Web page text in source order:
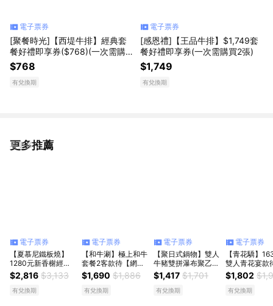
電子票券
[聚餐時光]【西堤牛排】經典套
餐好禮即享券($768)(一次需購
買2張)
$768
有兌換期
電子票券
[感恩禮]【王品牛排】$1,749套
餐好禮即享券(一次需購買2張)
$1,749
有兌換期
更多推薦
看更多
電子票券
【夏慕尼鐵板燒】
1280元新香榭經典
套餐2客款待【經典
海鮮1份】好禮即享
券(一次抵用型)
$2,816 $3,133
有兌換期
電子票券
【和牛涮】極上和牛
套餐2客款待【網紅
鯛魚燒2份】好禮即
享券(一次抵用)
$1,690 $1,886
有兌換期
電子票券
【聚日式鍋物】雙人
牛豬雙拼瀑布聚乙客
款待【富士肉肉山1
份】好禮即享券(一
次抵用型)
$1,417 $1,701
有兌換期
電子票券
【青花驕】
雙人青花宴款
花椒冰淇淋2
禮即享券(一
型)
$1,802
有兌換期